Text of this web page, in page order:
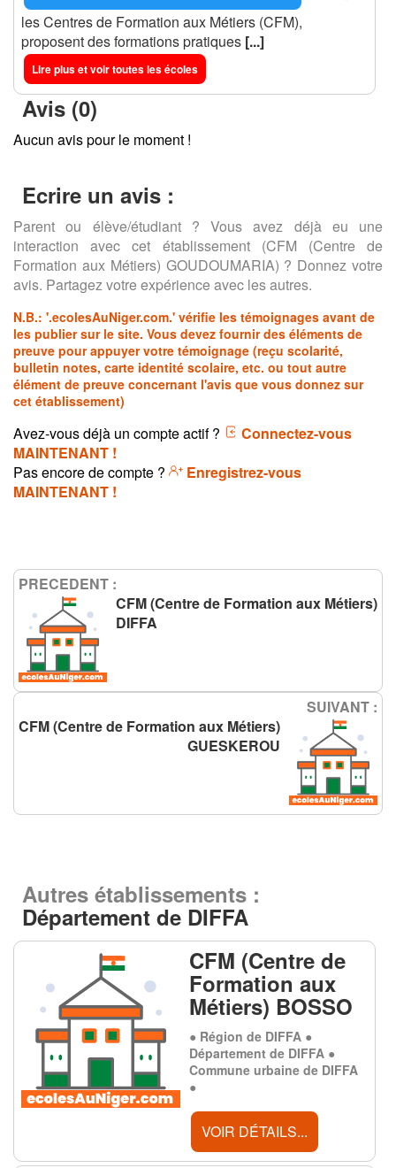
les Centres de Formation aux Métiers (CFM),
proposent des formations pratiques [...]
Lire plus et voir toutes les écoles
Avis (0)
Aucun avis pour le moment !
Ecrire un avis :
Parent ou élève/étudiant ? Vous avez déjà eu une
interaction avec cet établissement (CFM (Centre de
Formation aux Métiers) GOUDOUMARIA) ? Donnez votre
avis. Partagez votre expérience avec les autres.
N.B.: '.ecolesAuNiger.com.' vérifie les témoignages avant de
les publier sur le site. Vous devez fournir des éléments de
preuve pour appuyer votre témoignage (reçu scolarité,
bulletin notes, carte identité scolaire, etc. ou tout autre
élément de preuve concernant l'avis que vous donnez sur
cet établissement)
Avez-vous déjà un compte actif ?
Connectez-vous
MAINTENANT !
Pas encore de compte ?
Enregistrez-vous
MAINTENANT !
PRECEDENT :
CFM (Centre de Formation aux Métiers)
DIFFA
SUIVANT :
CFM (Centre de Formation aux Métiers)
GUESKEROU
Autres établissements :
Département de DIFFA
CFM (Centre de
Formation aux
Métiers) BOSSO
● Région de DIFFA ●
Département de DIFFA ●
Commune urbaine de DIFFA
●
VOIR DÉTAILS...